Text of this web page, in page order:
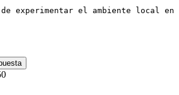
de experimentar el ambiente local en